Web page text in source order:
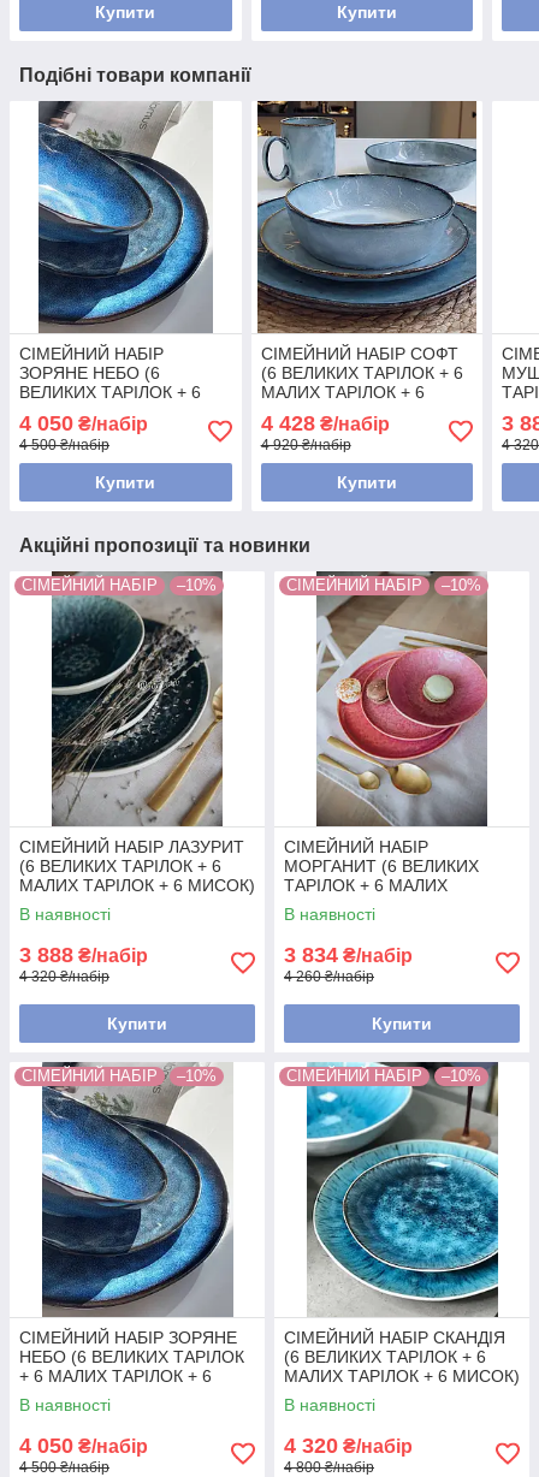
Купити Купити
Подібні товари компанії
СІМЕЙНИЙ НАБІР
ЗОРЯНЕ НЕБО (6
ВЕЛИКИХ ТАРІЛОК + 6
МИСОК)
4 050 ₴/набір
4 500 ₴/набір
Купити
СІМЕЙНИЙ НАБІР СОФТ
(6 ВЕЛИКИХ ТАРІЛОК + 6
МАЛИХ ТАРІЛОК + 6
4 428₴/набір
4 920 ₴/набір
Купити
3
4
Акційні пропозиції та новинки
СІМЕЙНИЙ НАБІР –10%
СІМЕЙНИЙ НАБІР ЛАЗУРИТ
(6 ВЕЛИКИХ ТАРІЛОК + 6
МАЛИХ ТАРІЛОК + 6 МИСОК)
В наявності
3 888 ₴/набір
4 320 ₴/набір
Купити
СІМЕЙНИЙ НАБІР –10%
СІМЕЙНИЙ НАБІР
МОРГАНИТ (6 ВЕЛИКИХ
ТАРІЛОК + 6 МАЛИХ
ТАРІЛОК + 6 МИСОК)
В наявності
3 834 ₴/набір
4 260 ₴/набір
Купити
СІМЕЙНИЙ НАБІР –10%
СІМЕЙНИЙ НАБІР ЗОРЯНЕ
НЕБО (6 ВЕЛИКИХ ТАРІЛОК
+ 6 МАЛИХ ТАРІЛОК + 6
МИСОК)
В наявності
4 050 ₴/набір
4 500 ₴/набір
СІМЕЙНИЙ НАБІР –10%
СІМЕЙНИЙ НАБІР СКАНДІЯ
(6 ВЕЛИКИХ ТАРІЛОК + 6
МАЛИХ ТАРІЛОК + 6 МИСОК)
В наявності
4 320 ₴/набір
4 800 ₴/набір